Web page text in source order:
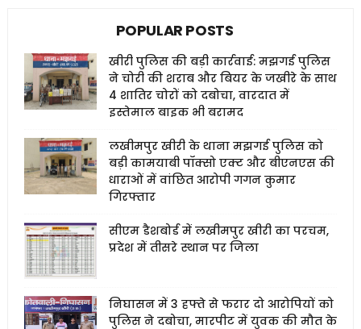
POPULAR POSTS
खीरी पुलिस की बड़ी कार्रवाई: मझगई पुलिस
ने चोरी की शराब और बियर के जखीरे के साथ
4 शातिर चोरों को दबोचा, वारदात में
इस्तेमाल बाइक भी बरामद
लखीमपुर खीरी के थाना मझगई पुलिस को
बड़ी कामयाबी पॉक्सो एक्ट और बीएनएस की
धाराओं में वांछित आरोपी गगन कुमार
गिरफ्तार
सीएम डैशबोर्ड में लखीमपुर खीरी का परचम,
प्रदेश में तीसरे स्थान पर जिला
निघासन में 3 हफ्ते से फरार दो आरोपियों को
पुलिस ने दबोचा, मारपीट में युवक की मौत के